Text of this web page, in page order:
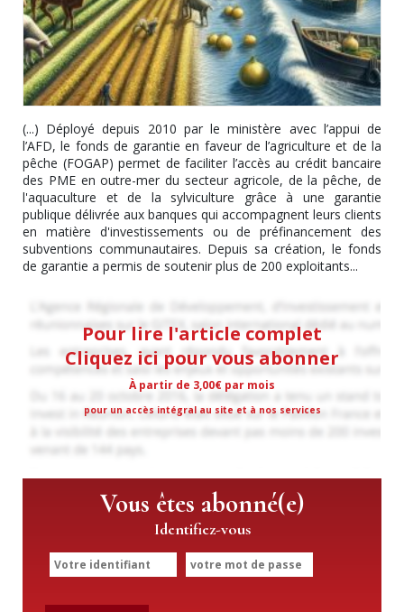
(...) Déployé depuis 2010 par le ministère avec l’appui de
l’AFD, le fonds de garantie en faveur de l’agriculture et de la
pêche (FOGAP) permet de faciliter l’accès au crédit bancaire
des PME en outre-mer du secteur agricole, de la pêche, de
l'aquaculture et de la sylviculture grâce à une garantie
publique délivrée aux banques qui accompagnent leurs clients
en matière d'investissements ou de préfinancement des
subventions communautaires. Depuis sa création, le fonds
de garantie a permis de soutenir plus de 200 exploitants...
Pour lire l'article complet
Cliquez ici pour vous abonner
À partir de 3,00€ par mois
pour un accès intégral au site et à nos services
Vous êtes abonné(e)
Identifiez-vous